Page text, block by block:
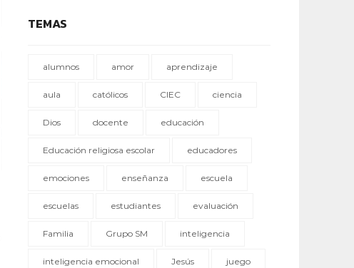
TEMAS
alumnos amor aprendizaje
aula católicos CIEC ciencia
Dios docente educación
Educación religiosa escolar educadores
emociones enseñanza escuela
escuelas estudiantes evaluación
Familia Grupo SM inteligencia
inteligencia emocional Jesús juego